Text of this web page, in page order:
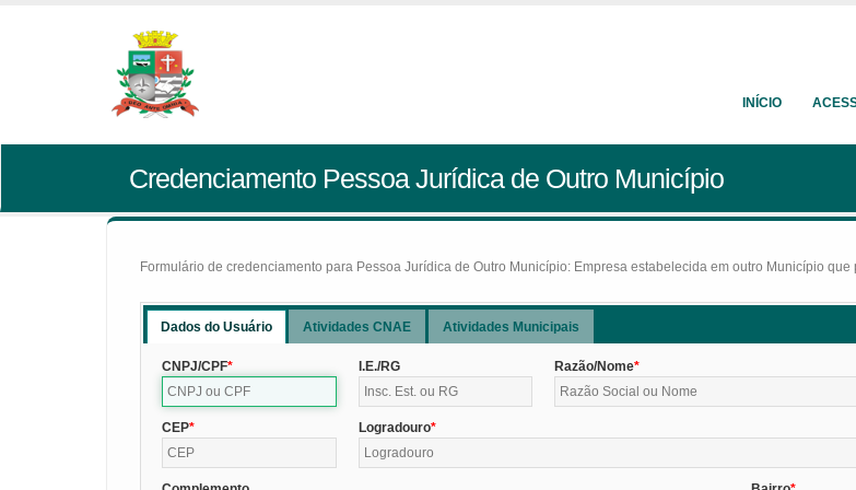
INÍCIO
Credenciamento Pessoa Jurídica de Outro Município
Formulário de credenciamento para Pessoa Jurídica de Outro Município: Empresa estabelecida em outro Município
Dados do Usuário Atividades CNAE Atividades Municipais
CNPJ/CPF I.E./RG Razão/Nome
CEP Logradouro